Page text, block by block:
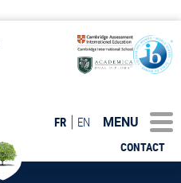
CONTACT
FR EN MENU